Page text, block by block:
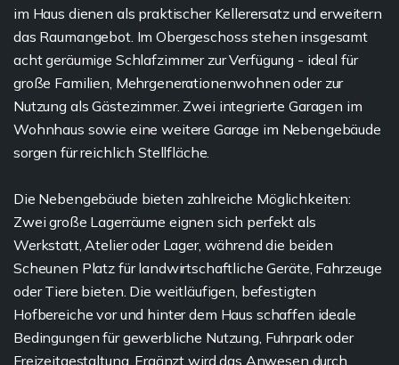
im Haus dienen als praktischer Kellerersatz und erweitern
das Raumangebot. Im Obergeschoss stehen insgesamt
acht geräumige Schlafzimmer zur Verfügung - ideal für
große Familien, Mehrgenerationenwohnen oder zur
Nutzung als Gästezimmer. Zwei integrierte Garagen im
Wohnhaus sowie eine weitere Garage im Nebengebäude
sorgen für reichlich Stellfläche.
Die Nebengebäude bieten zahlreiche Möglichkeiten:
Zwei große Lagerräume eignen sich perfekt als
Werkstatt, Atelier oder Lager, während die beiden
Scheunen Platz für landwirtschaftliche Geräte, Fahrzeuge
oder Tiere bieten. Die weitläufigen, befestigten
Hofbereiche vor und hinter dem Haus schaffen ideale
Bedingungen für gewerbliche Nutzung, Fuhrpark oder
Freizeitgestaltung. Ergänzt wird das Anwesen durch